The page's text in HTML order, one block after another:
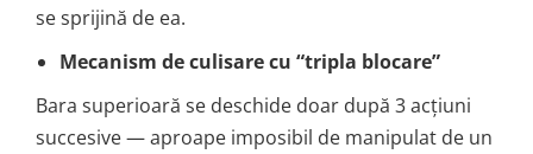
se sprijină de ea.
Mecanism de culisare cu “tripla blocare”
Bara superioară se deschide doar după 3 acțiuni
succesive — aproape imposibil de manipulat de un